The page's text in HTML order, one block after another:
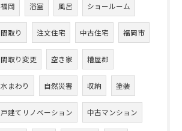
福岡 浴室 風呂 ショールーム
間取り 注文住宅 中古住宅 福岡市
間取り変更 空き家 糟屋郡
水まわり 自然災害 収納 塗装
戸建てリノベーション 中古マンション